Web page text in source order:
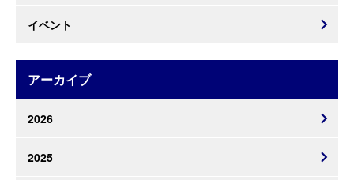
イベント
アーカイブ
2026
2025